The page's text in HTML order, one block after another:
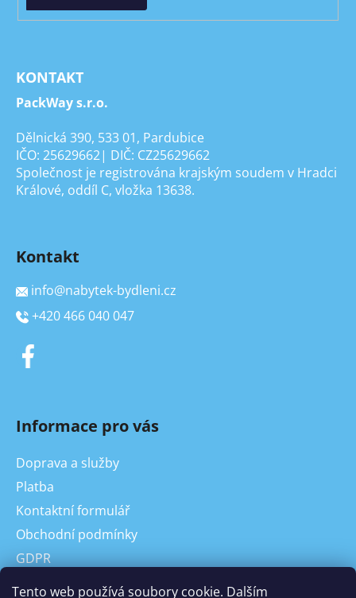
Tento web používá soubory cookie. Dalším
KONTAKT
PackWay s.r.o.
Dělnická 390, 533 01, Pardubice
IČO: 25629662| DIČ: CZ25629662
Společnost je registrována krajským soudem v Hradci
Králové, oddíl C, vložka 13638.
Kontakt
info@nabytek-bydleni.cz
+420 466 040 047
Informace pro vás
Doprava a služby
Platba
Kontaktní formulář
Obchodní podmínky
GDPR
On-line odstoupení od kupní smlouvy, reklamace